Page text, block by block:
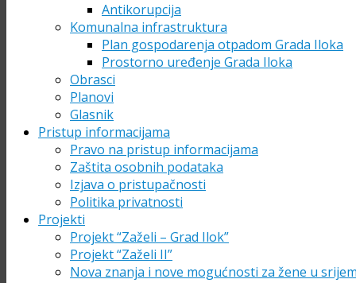
Antikorupcija
Komunalna infrastruktura
Plan gospodarenja otpadom Grada Iloka
Prostorno uređenje Grada Iloka
Obrasci
Planovi
Glasnik
Pristup informacijama
Pravo na pristup informacijama
Zaštita osobnih podataka
Izjava o pristupačnosti
Politika privatnosti
Projekti
Projekt “Zaželi – Grad Ilok”
Projekt “Zaželi II”
Nova znanja i nove mogućnosti za žene u